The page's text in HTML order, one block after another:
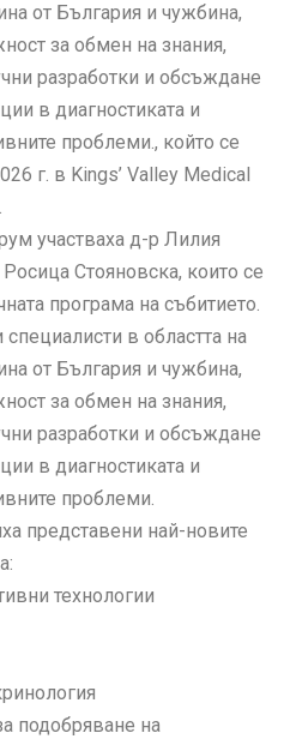
от България и чужбина,
за обмен на знания,
разработки и обсъждане
в диагностиката и
проблеми., който се
г. в Kings’ Valley Medical
участваха д-р Лилия
Стояновска, които се
програма на събитието.
в областта на
от България и чужбина,
за обмен на знания,
разработки и обсъждане
в диагностиката и
проблеми.
представени най-новите
технологии
подобряване на